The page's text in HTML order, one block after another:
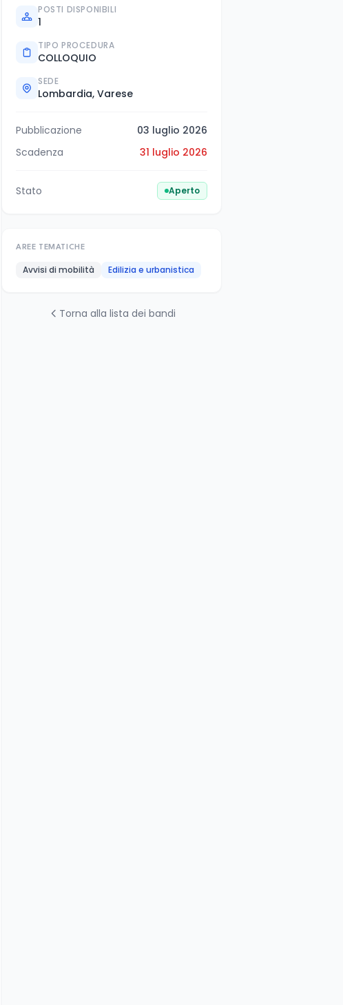
POSTI DISPONIBILI
1
TIPO PROCEDURA
COLLOQUIO
SEDE
Lombardia, Varese
Pubblicazione
03 luglio 2026
Scadenza
31 luglio 2026
Stato Aperto
AREE TEMATICHE
Avvisi di mobilità Edilizia e urbanistica
Torna alla lista dei bandi